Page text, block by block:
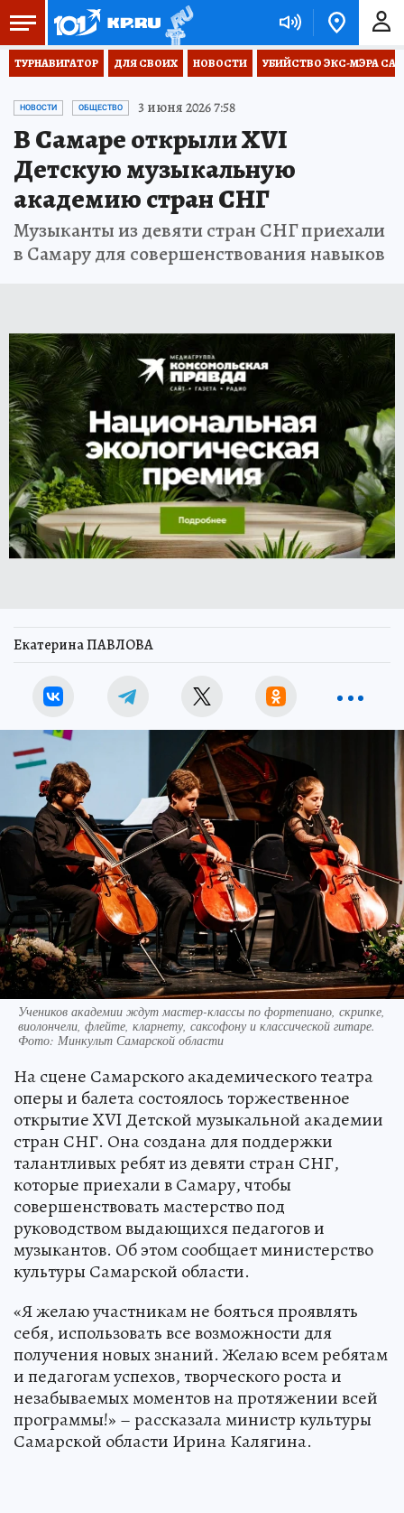
ТУРНАВИГАТОР ДЛЯ СВОИХ НОВОСТИ УБИЙСТВО ЭКС-МЭРА
НОВОСТИ ОБЩЕСТВО 3 июня 2026 7:58
В Самаре открыли XVI
Детскую музыкальную
академию стран СНГ
Музыканты из девяти стран СНГ приехали
в Самару для совершенствования навыков
Екатерина ПАВЛОВА
Учеников академии ждут мастер-классы по фортепиано, скрипке,
виолончели, флейте, кларнету, саксофону и классической гитаре.
Фото: Минкульт Самарской области
На сцене Самарского академического театра
оперы и балета состоялось торжественное
открытие XVI Детской музыкальной академии
стран СНГ. Она создана для поддержки
талантливых ребят из девяти стран СНГ,
которые приехали в Самару, чтобы
совершенствовать мастерство под
руководством выдающихся педагогов и
музыкантов. Об этом сообщает министерство
культуры Самарской области.
«Я желаю участникам не бояться проявлять
себя, использовать все возможности для
получения новых знаний. Желаю всем ребятам
и педагогам успехов, творческого роста и
незабываемых моментов на протяжении всей
программы!» – рассказала министр культуры
Самарской области Ирина Калягина.